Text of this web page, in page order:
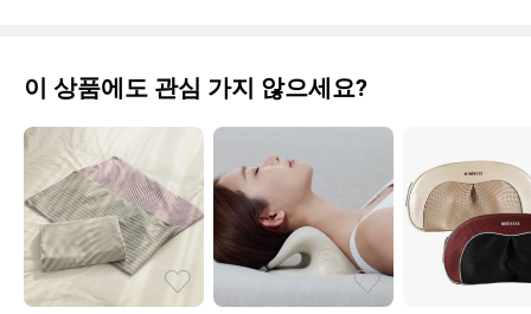
이 상품에도 관심 가지 않으세요?